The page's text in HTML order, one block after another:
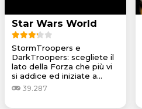
Star Wars World
StormTroopers e
DarkTroopers: scegliete il
lato della Forza che più vi
si addice ed iniziate a...
39.287